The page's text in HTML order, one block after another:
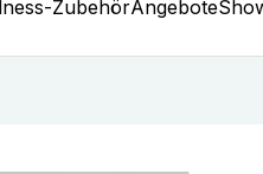
ZubehörAngebote